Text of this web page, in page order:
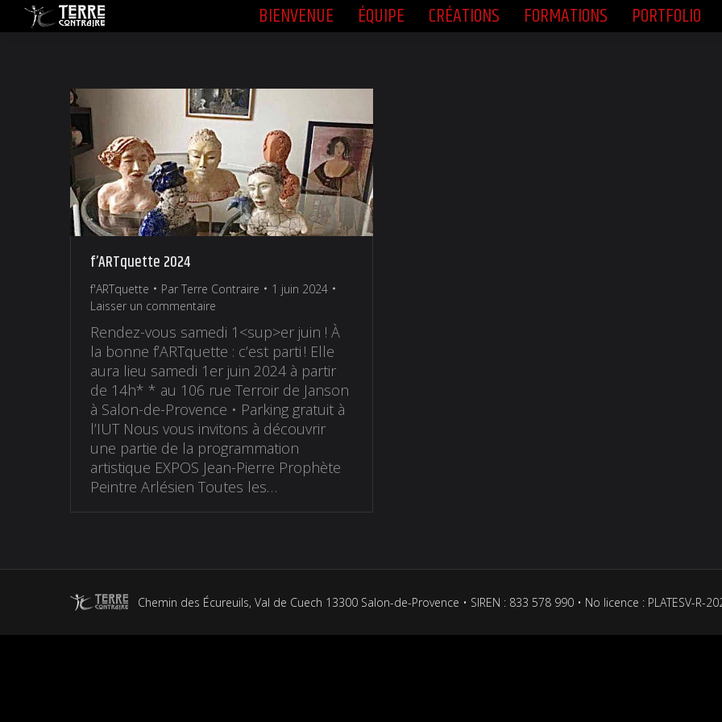
BIENVENUE ÉQUIPE CRÉATIONS FORMATIONS PORTFOLIO
f’ARTquette 2024
f'ARTquette Par Terre Contraire
1 juin 2024
Laisser un commentaire
Rendez-vous samedi 1<sup>er juin ! À
la bonne f’ARTquette : c’est parti ! Elle
aura lieu samedi 1er juin 2024 à partir
de 14h* * au 106 rue Terroir de Janson
à Salon-de-Provence • Parking gratuit à
l’IUT Nous vous invitons à découvrir
une partie de la programmation
artistique EXPOS Jean-Pierre Prophète
Peintre Arlésien Toutes les…
Chemin des Écureuils, Val de Cuech 13300 Salon-de-Provence • SIREN : 833 578 990 • No licence : PLATESV-R-
BIENVENUE ÉQUIPE CRÉATIONS FORMATIONS PORTFOLIO